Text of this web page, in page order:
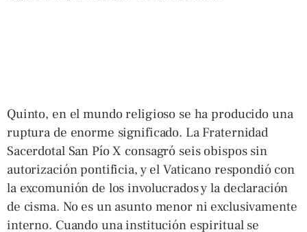
Quinto, en el mundo religioso se ha producido una
ruptura de enorme significado. La Fraternidad
Sacerdotal San Pío X consagró seis obispos sin
autorización pontificia, y el Vaticano respondió con
la excomunión de los involucrados y la declaración
de cisma. No es un asunto menor ni exclusivamente
interno. Cuando una institución espiritual se